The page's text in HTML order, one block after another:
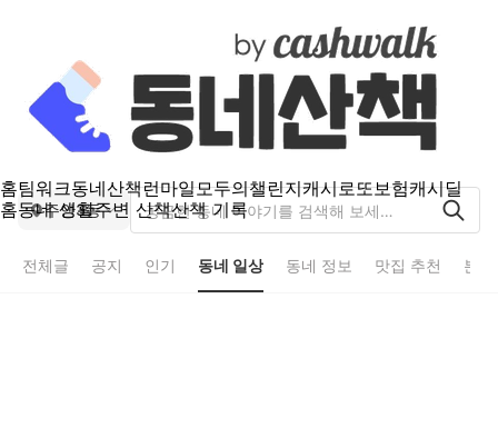
홈팀워크동네산책런마일모두의챌린지캐시로또보험캐시딜
홈동네 생활주변 산책산책 기록
주안3동
전체글 공지 인기 동네 일상 동네 정보 맛집 추천 분